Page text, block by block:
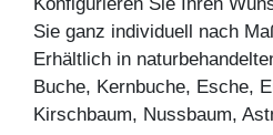
Sie ganz individuell nach
Erhältlich in
Buche, Kernbuche, Esche,
Kirschbaum, Nussbaum,